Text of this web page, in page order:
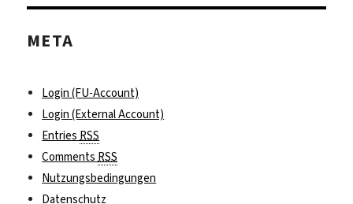
META
Login (FU-Account)
Login (External Account)
Entries RSS
Comments RSS
Nutzungsbedingungen
Datenschutz